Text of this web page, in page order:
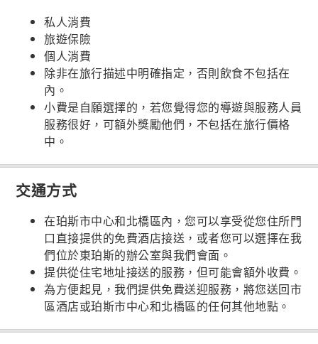
私人消費
旅遊保險
個人消費
除非在旅行描述中明確指定，否則飲食不包括在
內。
小費是自願選擇的，若您覺得您的導遊與服務人員
服務很好，可額外獎勵他們，不包括在旅行價格
中。
交通方式
在珀斯市中心和北橋區內，您可以享受從您住所門
口直接提供的免費酒店接送，或者您可以選擇在我
們位於東珀斯的辦公室與我們會面。
提供從住宅地址接送的服務，但可能會額外收費。
為方便起見，我們提供免費送迎服務，將您送回市
區酒店或珀斯市中心和北橋區的任何其他地點。